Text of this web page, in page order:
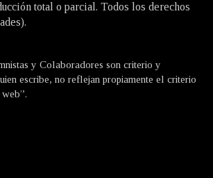
total o parcial. Todos los derechos
y Colaboradores son criterio y
escribe, no reflejan propiamente el criterio